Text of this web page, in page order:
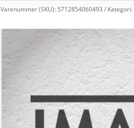
Varenummer (SKU): 5712854060493 Kategori: